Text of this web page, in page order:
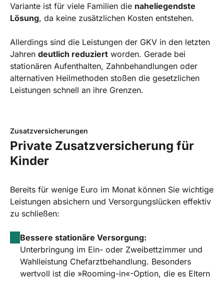
Variante ist für viele Familien die naheliegendste
Lösung, da keine zusätzlichen Kosten entstehen.
Allerdings sind die Leistungen der GKV in den letzten
Jahren deutlich reduziert worden. Gerade bei
stationären Aufenthalten, Zahnbehandlungen oder
alternativen Heilmethoden stoßen die gesetzlichen
Leistungen schnell an ihre Grenzen.
Zusatzversicherungen
Private Zusatzversicherung für
Kinder
Bereits für wenige Euro im Monat können Sie wichtige
Leistungen absichern und Versorgungslücken effektiv
zu schließen:
Bessere stationäre Versorgung:
Unterbringung im Ein- oder Zweibettzimmer und
Wahlleistung Chefarztbehandlung. Besonders
wertvoll ist die »Rooming-in«-Option, die es Eltern